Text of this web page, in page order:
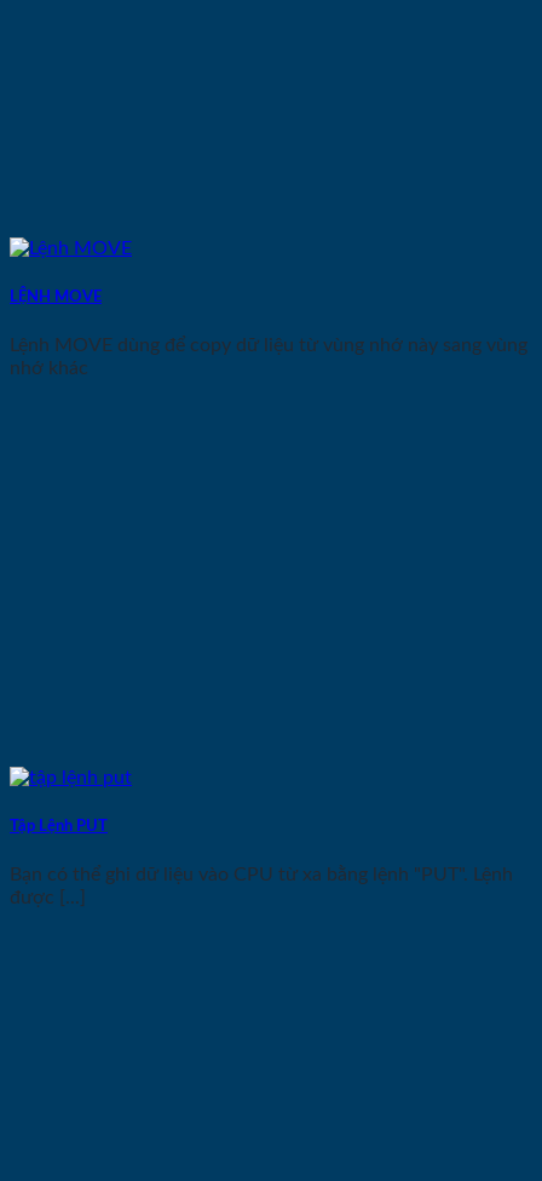
LỆNH MOVE
Lệnh MOVE dùng để copy dữ liệu từ vùng nhớ này sang vùng
nhớ khác
Tập Lệnh PUT
Bạn có thể ghi dữ liệu vào CPU từ xa bằng lệnh "PUT". Lệnh
được [...]